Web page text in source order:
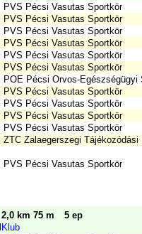
PVS Pécsi Vasutas Sportkör
PVS Pécsi Vasutas Sportkör
PVS Pécsi Vasutas Sportkör
PVS Pécsi Vasutas Sportkör
PVS Pécsi Vasutas Sportkör
PVS Pécsi Vasutas Sportkör
POE Pécsi Orvos-Egészségügyi
PVS Pécsi Vasutas Sportkör
PVS Pécsi Vasutas Sportkör
PVS Pécsi Vasutas Sportkör
PVS Pécsi Vasutas Sportkör
ZTC Zalaegerszegi Tájékozódási
PVS Pécsi Vasutas Sportkör
2,0 km 75 m
5 ep
Klub